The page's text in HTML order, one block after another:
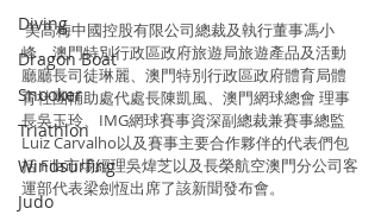
Diving
Dragon Boat
Snooker
Triathlon
Windsurfing
Judo
美高梅中國控股有限公司總裁及執行董事馮小
峰、澳門特別行政區政府旅遊局旅遊產品及活動
廳廳長司徒琳麗、澳門特別行政區政府體育局體
育社團輔助處代處長陳凱風、澳門網球總會 理事
長吳玉玲、IMG網球賽事資深副總裁兼賽事總監
Luiz Carvalho以及賽事主要合作夥伴的代表們包
括 Fila市場經理吳煒芝以及長榮航空澳門分公司客
運部代表梁劍恆出席了該新聞發布會。